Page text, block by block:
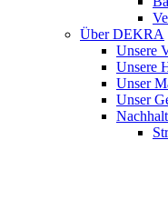
Über DEKRA
Unsere
Unsere
Unser
Unser